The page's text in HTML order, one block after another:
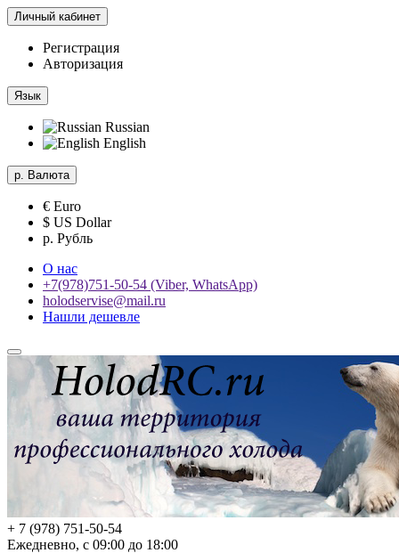
Личный кабинет
Регистрация
Авторизация
Язык
Russian
English
р. Валюта
€ Euro
$ US Dollar
р. Рубль
О нас
+7(978)751-50-54 (Viber, WhatsApp)
holodservise@mail.ru
Нашли дешевле
+ 7 (978) 751-50-54
Ежедневно, с 09:00 до 18:00